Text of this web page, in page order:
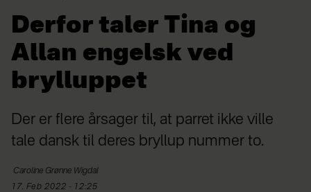
Derfor taler Tina og
Allan engelsk ved
brylluppet
Der er flere årsager til, at parret ikke ville
tale dansk til deres bryllup nummer to.
Caroline Grønne Wigdal
17. Feb 2022 - 12:25